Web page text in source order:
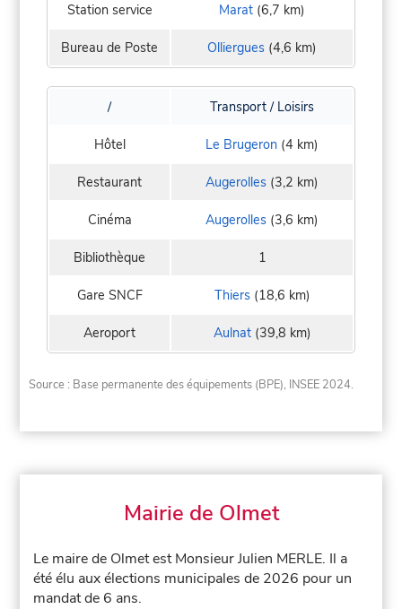
Station service Marat (6,7 km)
Bureau de Poste Olliergues (4,6 km)
/ Transport / Loisirs
Hôtel Le Brugeron (4 km)
Restaurant Augerolles (3,2 km)
Cinéma Augerolles (3,6 km)
Bibliothèque 1
Gare SNCF Thiers(18,6 km)
Aeroport Aulnat(39,8 km)
Source : Base permanente des équipements (BPE), INSEE 2024.
Mairie de Olmet
Le maire de Olmet est Monsieur Julien MERLE. Il a
été élu aux élections municipales de 2026 pour un
mandat de 6 ans.